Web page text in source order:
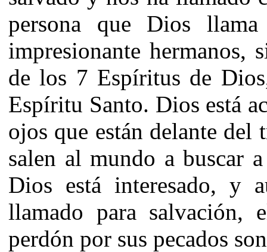
persona que Dios
impresionante
de los 7 Espíritus de
Espíritu Santo. Dios está
ojos que están delante
salen al mundo a buscar
Dios está interesado, y
llamado para salvación,
perdón por sus pecados